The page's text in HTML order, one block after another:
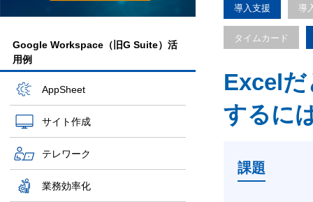
Google Workspace（旧G Suite）活
用例
AppSheet
サイト作成
テレワーク
業務効率化
導入支援 導
タイムカード
Excelだ
するに
課題